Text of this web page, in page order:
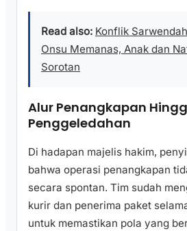
Read also: Konflik
Onsu Memanas, Anak dan
Sorotan
Alur Penangkapan
Penggeledahan
Di hadapan majelis hakim,
bahwa operasi penangkapan
secara spontan. Tim sudah
kurir dan penerima paket
untuk memastikan pola yang